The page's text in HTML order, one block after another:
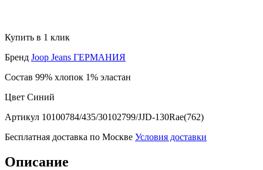
Купить в 1 клик
Бренд Joop Jeans ГЕРМАНИЯ
Состав 99% хлопок 1% эластан
Цвет Синий
Артикул 10100784/435/30102799/JJD-130Rae(762)
Бесплатная доставка по Москве Условия доставки
Описание